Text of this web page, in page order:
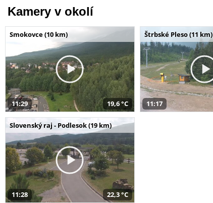
Kamery v okolí
Smokovce (10 km)
11:29 19,6 °C
Štrbské Pleso (11 km)
11:17
Slovenský raj - Podlesok (19 km)
11:28 22,3 °C